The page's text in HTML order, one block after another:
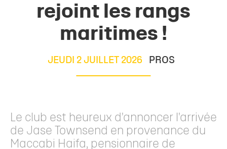
rejoint les rangs
maritimes !
JEUDI 2 JUILLET 2026 PROS
Le club est heureux d'annoncer l'arrivée
de Jase Townsend en provenance du
Maccabi Haifa, pensionnaire de